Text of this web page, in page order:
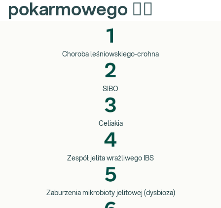
pokarmowego 👨‍⚕️
Choroba leśniowskiego-crohna
SIBO
Celiakia
Zespół jelita wrażliwego IBS
Zaburzenia mikrobioty jelitowej (dysbioza)